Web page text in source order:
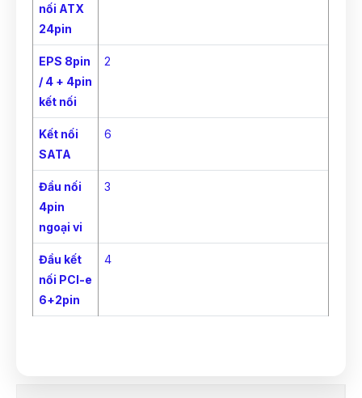
nối ATX
24pin
EPS 8pin
/ 4 + 4pin
kết nối
2
Kết nối
SATA
6
Đầu nối
4pin
ngoại vi
3
Đầu kết
nối PCI-e
6+2pin
4